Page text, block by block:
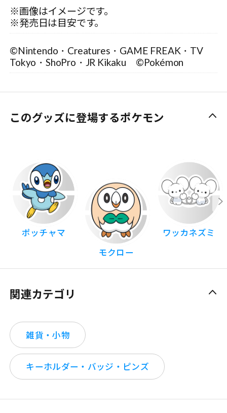
※画像はイメージです。
※発売日は目安です。
©Nintendo・Creatures・GAME FREAK・TV
Tokyo・ShoPro・JR Kikaku ©Pokémon
このグッズに登場するポケモン
ポッチャマ
モクロー
ワッカネズミ
関連カテゴリ
雑貨・小物
キーホルダー・バッジ・ピンズ